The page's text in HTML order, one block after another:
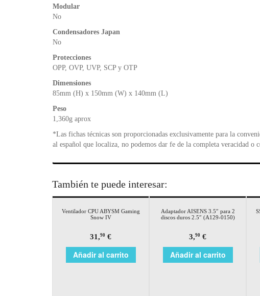
Modular
No
Condensadores Japan
No
Protecciones
OPP, OVP, UVP, SCP y OTP
Dimensiones
85mm (H) x 150mm (W) x 140mm (L)
Peso
1,360g aprox
*Las fichas técnicas son proporcionadas exclusivamente para la
al español que localiza, no podemos dar fe de la completa veracidad o
También te puede interesar:
Ventilador CPU ABYSM Gaming
Snow IV
31,90 €
Añadir al carrito
Adaptador AISENS 3.5″ para 2
discos duros 2.5″ (A129-0150)
3,90 €
Añadir al carrito